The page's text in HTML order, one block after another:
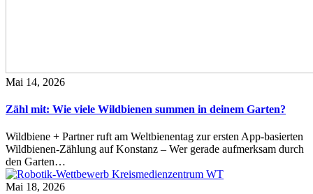
Mai 14, 2026
Zähl mit: Wie viele Wildbienen summen in deinem Garten?
Wildbiene + Partner ruft am Weltbienentag zur ersten App-basierten
Wildbienen-Zählung auf Konstanz – Wer gerade aufmerksam durch
den Garten…
Mai 18, 2026